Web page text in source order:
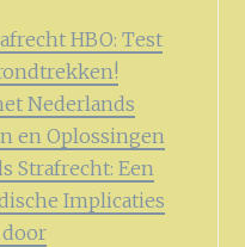
HBO: Test
Nederlands
en Oplossingen
Strafrecht: Een
Implicaties